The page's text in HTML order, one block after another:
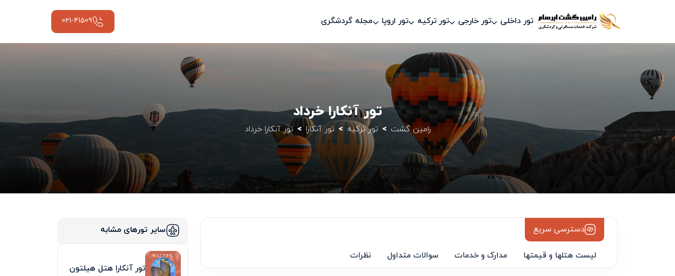
تور داخلی تور خارجی تور ترکیه تور اروپا مجله گردشگری 021-41509
تور آنکارا خرداد
رامین گشت تور ترکیه تور آنکارا تور آنکارا خرداد
دسترسی سریع
لیست هتلها و قیمتها مدارک و خدمات سوالات متداول نظرات
سایر تورهای مشابه
تور آنکارا هتل هیلتون